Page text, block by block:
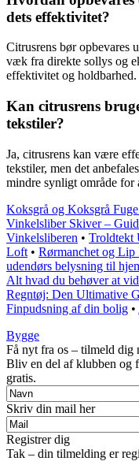
dets effektivitet?
Citrusrens bør
væk fra direkte sollys og
effektivitet og holdbarhed.
Kan citrusrens
tekstiler?
Ja, citrusrens kan være
tekstiler, men det
mindre synligt område for
Koksgrå og Koksgrå
Vinkelsliber Skiver –
Vinkelsliberen • Troldtekt
Loft • Rørmanchet og Lip
udendørs belysning til
Alt hvad du behøver at
Regntøj: Den Ultimative
Finpudsning af din bolig •
Bygge
Få nyt fra os – tilmeld dig
Bliv en del af klubben og
gratis.
Skriv din mail her
Registrer dig
Tak – din tilmelding er